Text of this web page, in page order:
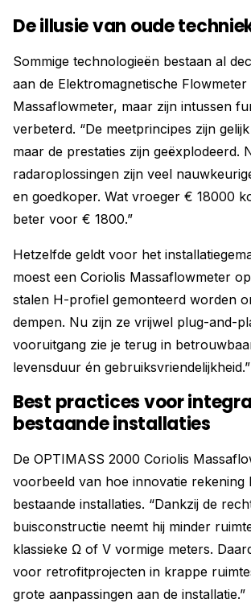
De illusie van oude
Sommige technologieën bestaan al
aan de Elektromagnetische
Massaflowmeter, maar zijn intussen
verbeterd. “De meetprincipes zijn
maar de prestaties zijn geëxplodeerd.
radaroplossingen zijn veel
en goedkoper. Wat vroeger € 18000
beter voor € 1800.”
Hetzelfde geldt voor het
moest een Coriolis Massaflowmeter
stalen H-profiel gemonteerd worden
dempen. Nu zijn ze vrijwel plug-and-
vooruitgang zie je terug in
levensduur én gebruiksvriendelijkheid.”
Best practices voor
bestaande installaties
De OPTIMASS 2000 Coriolis
voorbeeld van hoe innovatie rekening
bestaande installaties. “Dankzij de
buisconstructie neemt hij minder
klassieke Ω of V vormige meters.
voor retrofitprojecten in krappe
grote aanpassingen aan de installatie.”